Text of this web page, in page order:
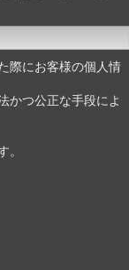
際にお客様の個人情
かつ公正な手段によ
。